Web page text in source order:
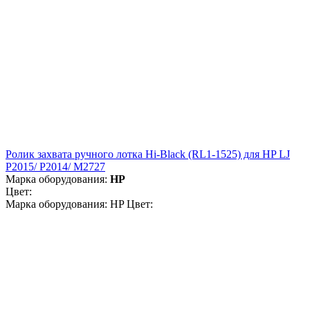
Ролик захвата ручного лотка Hi-Black (RL1-1525) для HP LJ
P2015/ P2014/ M2727
Марка оборудования: HP
Цвет:
Марка оборудования: HP Цвет: